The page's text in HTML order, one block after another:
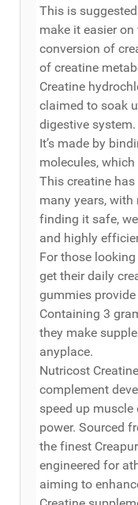
This is
make it easier
conversion of
of creatine
Creatine
claimed to soak
digestive system.
It’s made by
molecules,
This creatine
many years,
finding it safe,
and highly
For those
get their daily
gummies
Containing 3
they make
anyplace.
Nutricost
complement
speed up
power. Sourced
the finest
engineered for
aiming to